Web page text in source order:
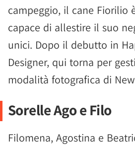
campeggio, il cane Fiorilio
capace di allestire il suo
unici. Dopo il debutto in
Designer, qui torna per
modalità fotografica di
Sorelle Ago e Filo
Filomena, Agostina e